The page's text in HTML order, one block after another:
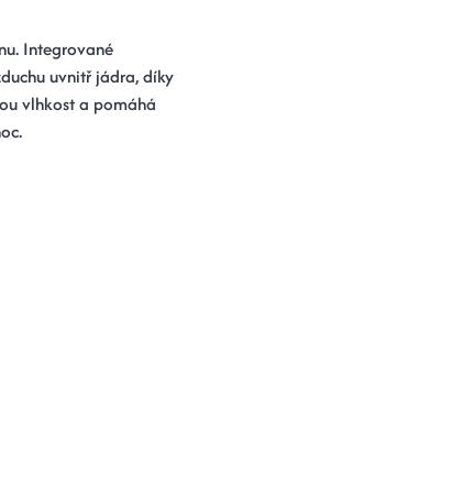
Integrované
uvnitř jádra, díky
vlhkost a pomáhá